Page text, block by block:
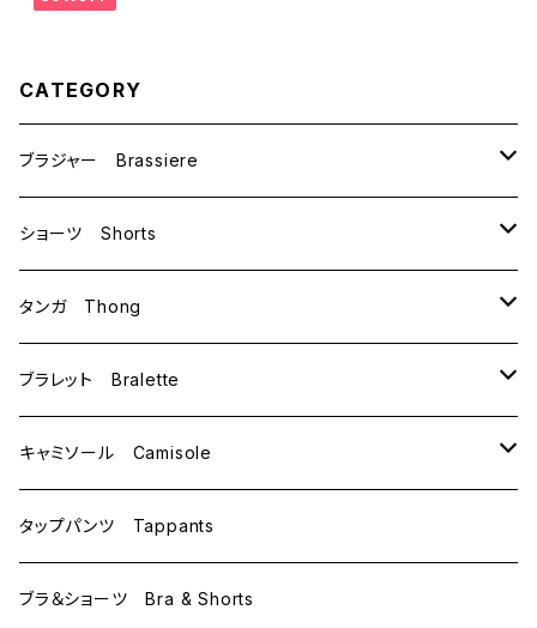
CATEGORY
ブラジャー Brassiere
B70
B75
C65
C70
C75
D65
ショーツ Shorts
M
L
タンガ Thong
M
ブラレット Bralette
M
L
キャミソール Camisole
M
L
タップパンツ Tappants
ブラ＆ショーツ Bra & Shorts